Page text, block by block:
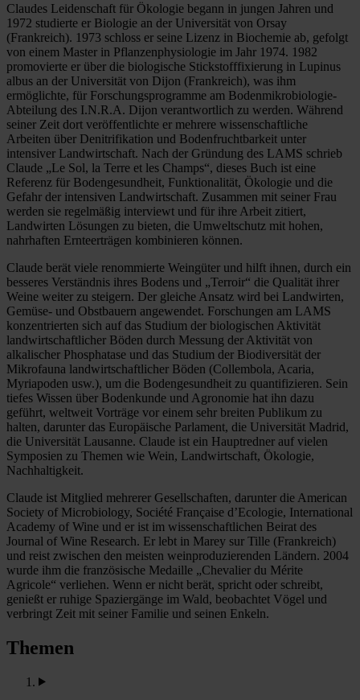
Claudes Leidenschaft für Ökologie begann in jungen Jahren und
1972 studierte er Biologie an der Universität von Orsay
(Frankreich). 1973 schloss er seine Lizenz in Biochemie ab, gefolgt
von einem Master in Pflanzenphysiologie im Jahr 1974. 1982
promovierte er über die biologische Stickstofffixierung in Lupinus
albus an der Universität von Dijon (Frankreich), was ihm
ermöglichte, für Forschungsprogramme am Bodenmikrobiologie-
Abteilung des I.N.R.A. Dijon verantwortlich zu werden. Während
seiner Zeit dort veröffentlichte er mehrere wissenschaftliche
Arbeiten über Denitrifikation und Bodenfruchtbarkeit unter
intensiver Landwirtschaft. Nach der Gründung des LAMS schrieb
Claude „Le Sol, la Terre et les Champs“, dieses Buch ist eine
Referenz für Bodengesundheit, Funktionalität, Ökologie und die
Gefahr der intensiven Landwirtschaft. Zusammen mit seiner Frau
werden sie regelmäßig interviewt und für ihre Arbeit zitiert,
Landwirten Lösungen zu bieten, die Umweltschutz mit hohen,
nahrhaften Ernteerträgen kombinieren können.
Claude berät viele renommierte Weingüter und hilft ihnen, durch ein
besseres Verständnis ihres Bodens und „Terroir“ die Qualität ihrer
Weine weiter zu steigern. Der gleiche Ansatz wird bei Landwirten,
Gemüse- und Obstbauern angewendet. Forschungen am LAMS
konzentrierten sich auf das Studium der biologischen Aktivität
landwirtschaftlicher Böden durch Messung der Aktivität von
alkalischer Phosphatase und das Studium der Biodiversität der
Mikrofauna landwirtschaftlicher Böden (Collembola, Acaria,
Myriapoden usw.), um die Bodengesundheit zu quantifizieren. Sein
tiefes Wissen über Bodenkunde und Agronomie hat ihn dazu
geführt, weltweit Vorträge vor einem sehr breiten Publikum zu
halten, darunter das Europäische Parlament, die Universität Madrid,
die Universität Lausanne. Claude ist ein Hauptredner auf vielen
Symposien zu Themen wie Wein, Landwirtschaft, Ökologie,
Nachhaltigkeit.
Claude ist Mitglied mehrerer Gesellschaften, darunter die American
Society of Microbiology, Société Française d’Ecologie, International
Academy of Wine und er ist im wissenschaftlichen Beirat des
Journal of Wine Research. Er lebt in Marey sur Tille (Frankreich)
und reist zwischen den meisten weinproduzierenden Ländern. 2004
wurde ihm die französische Medaille „Chevalier du Mérite
Agricole“ verliehen. Wenn er nicht berät, spricht oder schreibt,
genießt er ruhige Spaziergänge im Wald, beobachtet Vögel und
verbringt Zeit mit seiner Familie und seinen Enkeln.
Themen